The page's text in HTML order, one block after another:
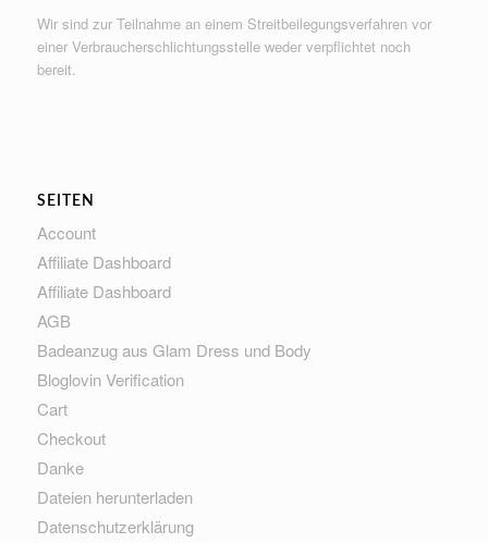
Wir sind zur Teilnahme an einem Streitbeilegungsverfahren vor
einer Verbraucherschlichtungsstelle weder verpflichtet noch
bereit.
SEITEN
Account
Affiliate Dashboard
Affiliate Dashboard
AGB
Badeanzug aus Glam Dress und Body
Bloglovin Verification
Cart
Checkout
Danke
Dateien herunterladen
Datenschutzerklärung